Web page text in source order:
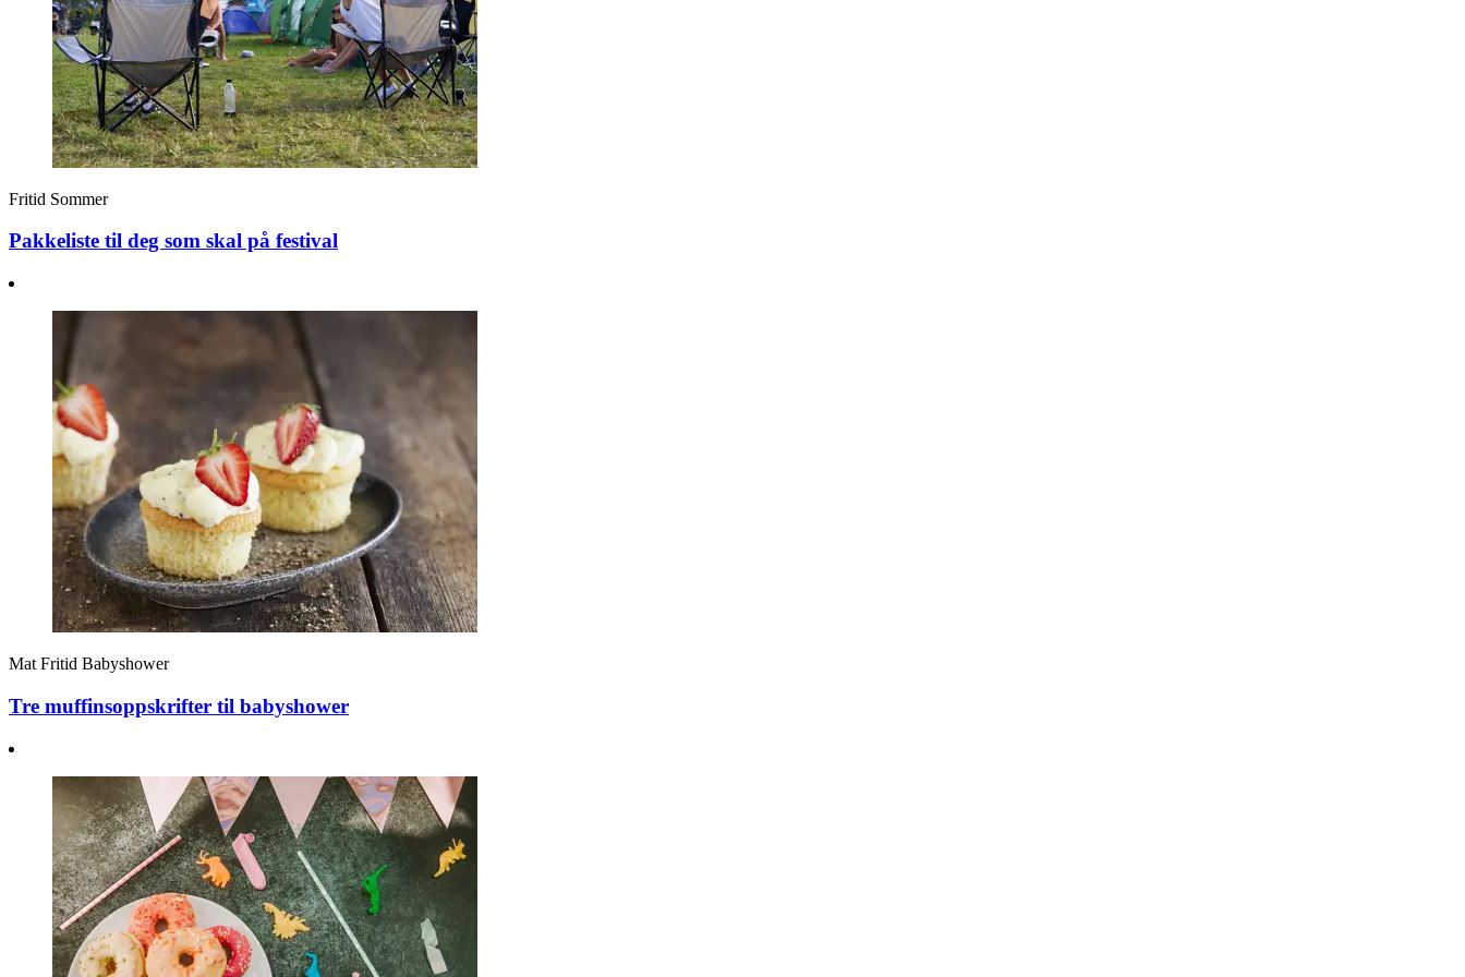
Fritid Sommer
Pakkeliste til deg som skal på festival
Mat Fritid Babyshower
Tre muffinsoppskrifter til babyshower